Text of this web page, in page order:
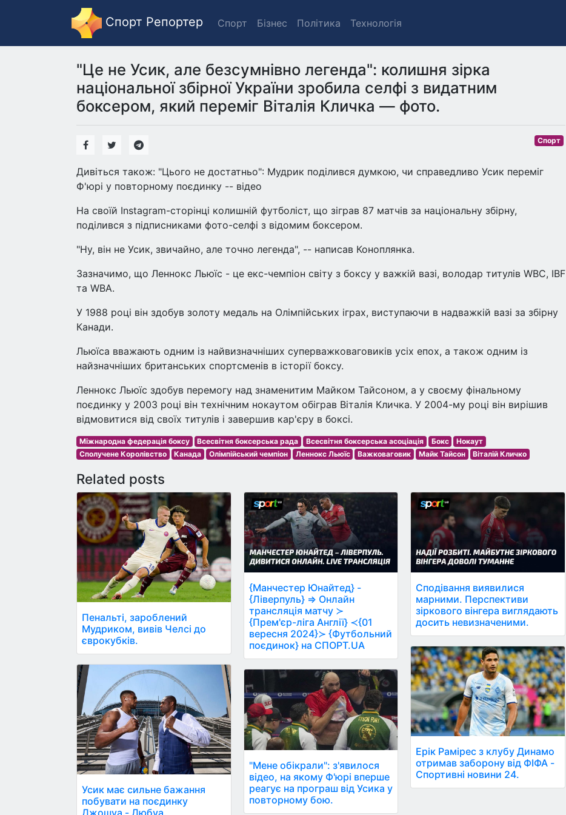
Спорт Репортер Спорт Бізнес Політика Технологія
"Це не Усик, але безсумнівно легенда": колишня зірка
національної збірної України зробила селфі з видатним
боксером, який переміг Віталія Кличка — фото.
Спорт
Дивіться також: "Цього не достатньо": Мудрик поділився думкою, чи справедливо Усик переміг
Ф'юрі у повторному поєдинку -- відео
На своїй Instagram-сторінці колишній футболіст, що зіграв 87 матчів за національну збірну,
поділився з підписниками фото-селфі з відомим боксером.
"Ну, він не Усик, звичайно, але точно легенда", -- написав Коноплянка.
Зазначимо, що Леннокс Льюїс - це екс-чемпіон світу з боксу у важкій вазі, володар титулів WBC, IBF
та WBA.
У 1988 році він здобув золоту медаль на Олімпійських іграх, виступаючи в надважкій вазі за збірну
Канади.
Льюїса вважають одним із найвизначніших суперважковаговиків усіх епох, а також одним із
найзначніших британських спортсменів в історії боксу.
Леннокс Льюїс здобув перемогу над знаменитим Майком Тайсоном, а у своєму фінальному
поєдинку у 2003 році він технічним нокаутом обіграв Віталія Кличка. У 2004-му році він вирішив
відмовитися від своїх титулів і завершив кар'єру в боксі.
Міжнародна федерація боксу Всесвітня боксерська рада Всесвітня боксерська асоціація Бокс
Нокаут
Сполучене Королівство
Канада Олімпійський чемпіон Леннокс Льюїс Важковаговик Майк Тайсон Віталій Кличко
Related posts
Пенальті, зароблений
Мудриком, вивів Челсі до
єврокубків.
Усик має сильне бажання
побувати на поєдинку
{Манчестер Юнайтед} -
{Ліверпуль} ⇒ Онлайн
трансляція матчу ≻
{Прем'єр-ліга Англії} ≺{01
вересня 2024}≻ {Футбольний
поєдинок} на СПОРТ.UA
"Мене обікрали": з'явилося
відео, на якому Ф'юрі вперше
реагує на програш від Усика у
повторному бою.
Сподівання виявилися
марними. Перспективи
зіркового вінгера виглядають
досить невизначеними.
Ерік Рамірес з клубу Динамо
отримав заборону від ФІФА -
Спортивні новини 24.